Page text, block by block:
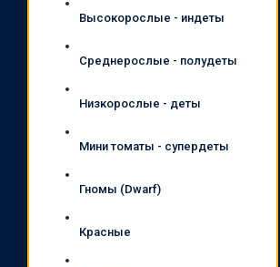
Высокорослые - индеты
Среднерослые - полудеты
Низкорослые - деты
Мини томаты - супердеты
Гномы (Dwarf)
Красные